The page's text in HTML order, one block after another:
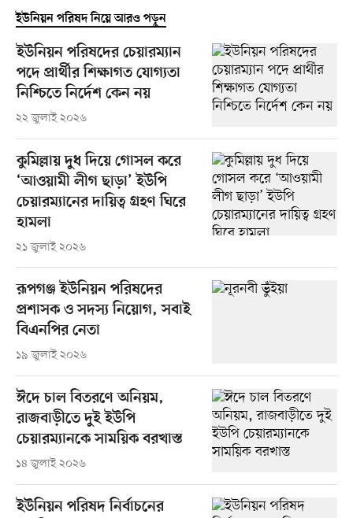
ইউনিয়ন পরিষদ নিয়ে আরও পড়ুন
ইউনিয়ন পরিষদের চেয়ারম্যান
পদে প্রার্থীর শিক্ষাগত যোগ্যতা
নিশ্চিতে নির্দেশ কেন নয়
২২ জুলাই ২০২৬
কুমিল্লায় দুধ দিয়ে গোসল করে
‘আওয়ামী লীগ ছাড়া’ ইউপি
চেয়ারম্যানের দায়িত্ব গ্রহণ ঘিরে
হামলা
২১ জুলাই ২০২৬
রূপগঞ্জ ইউনিয়ন পরিষদের
প্রশাসক ও সদস্য নিয়োগ, সবাই
বিএনপির নেতা
১৯ জুলাই ২০২৬
ঈদে চাল বিতরণে অনিয়ম,
রাজবাড়ীতে দুই ইউপি
চেয়ারম্যানকে সাময়িক বরখাস্ত
১৪ জুলাই ২০২৬
ইউনিয়ন পরিষদ নির্বাচনের